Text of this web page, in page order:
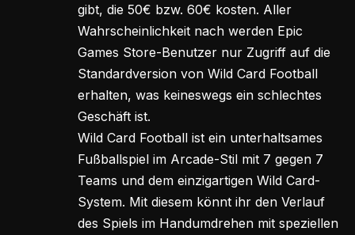
gibt, die 50€ bzw. 60€ kosten. Aller
Wahrscheinlichkeit nach werden Epic
Games Store-Benutzer nur Zugriff auf die
Standardversion von Wild Card Football
erhalten, was keineswegs ein schlechtes
Geschäft ist.
Wild Card Football ist ein unterhaltsames
Fußballspiel im Arcade-Stil mit 7 gegen 7
Teams und dem einzigartigen Wild Card-
System. Mit diesem könnt ihr den Verlauf
des Spiels im Handumdrehen mit speziellen